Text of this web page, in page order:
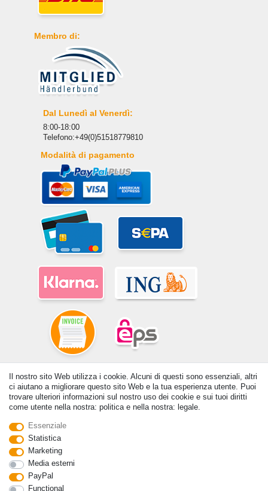
Il nostro sito Web utilizza i cookie. Alcuni di questi sono essenziali, altri
ci aiutano a migliorare questo sito Web e la tua esperienza utente. Puoi
trovare ulteriori informazioni sul nostro uso dei cookie e sui tuoi diritti
come utente nella nostra: politica e nella nostra: legale.
Essenziale
Statistica
Marketing
Media esterni
PayPal
Functional
Membro di:
Dal Lunedì al Venerdì:
8:00-18:00
Telefono:+49(0)51518779810
Modalità di pagamento
© Copyright 2026 | Tutti i diritti riservati. - Tutti i diritti riservati. Prezzi
incl. 19% di imposta sul valore aggiunto | prezzi base vedi dettaglio
articolo | *Si applica alle consegne in Italia!